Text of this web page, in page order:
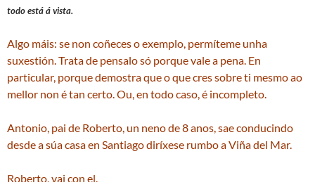
todo está á vista.
Algo máis: se non coñeces o exemplo, permíteme unha
suxestión. Trata de pensalo só porque vale a pena. En
particular, porque demostra que o que cres sobre ti mesmo ao
mellor non é tan certo. Ou, en todo caso, é incompleto.
Antonio, pai de Roberto, un neno de 8 anos, sae conducindo
desde a súa casa en Santiago diríxese rumbo a Viña del Mar.
Roberto, vai con el.